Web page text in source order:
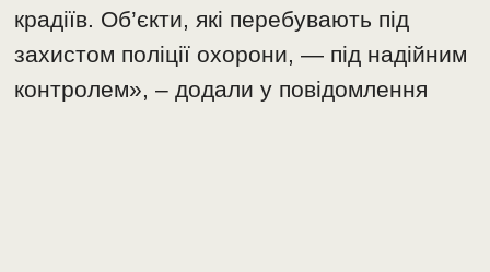
крадіїв. Об’єкти, які перебувають під
захистом поліції охорони, — під надійним
контролем», – додали у повідомлення